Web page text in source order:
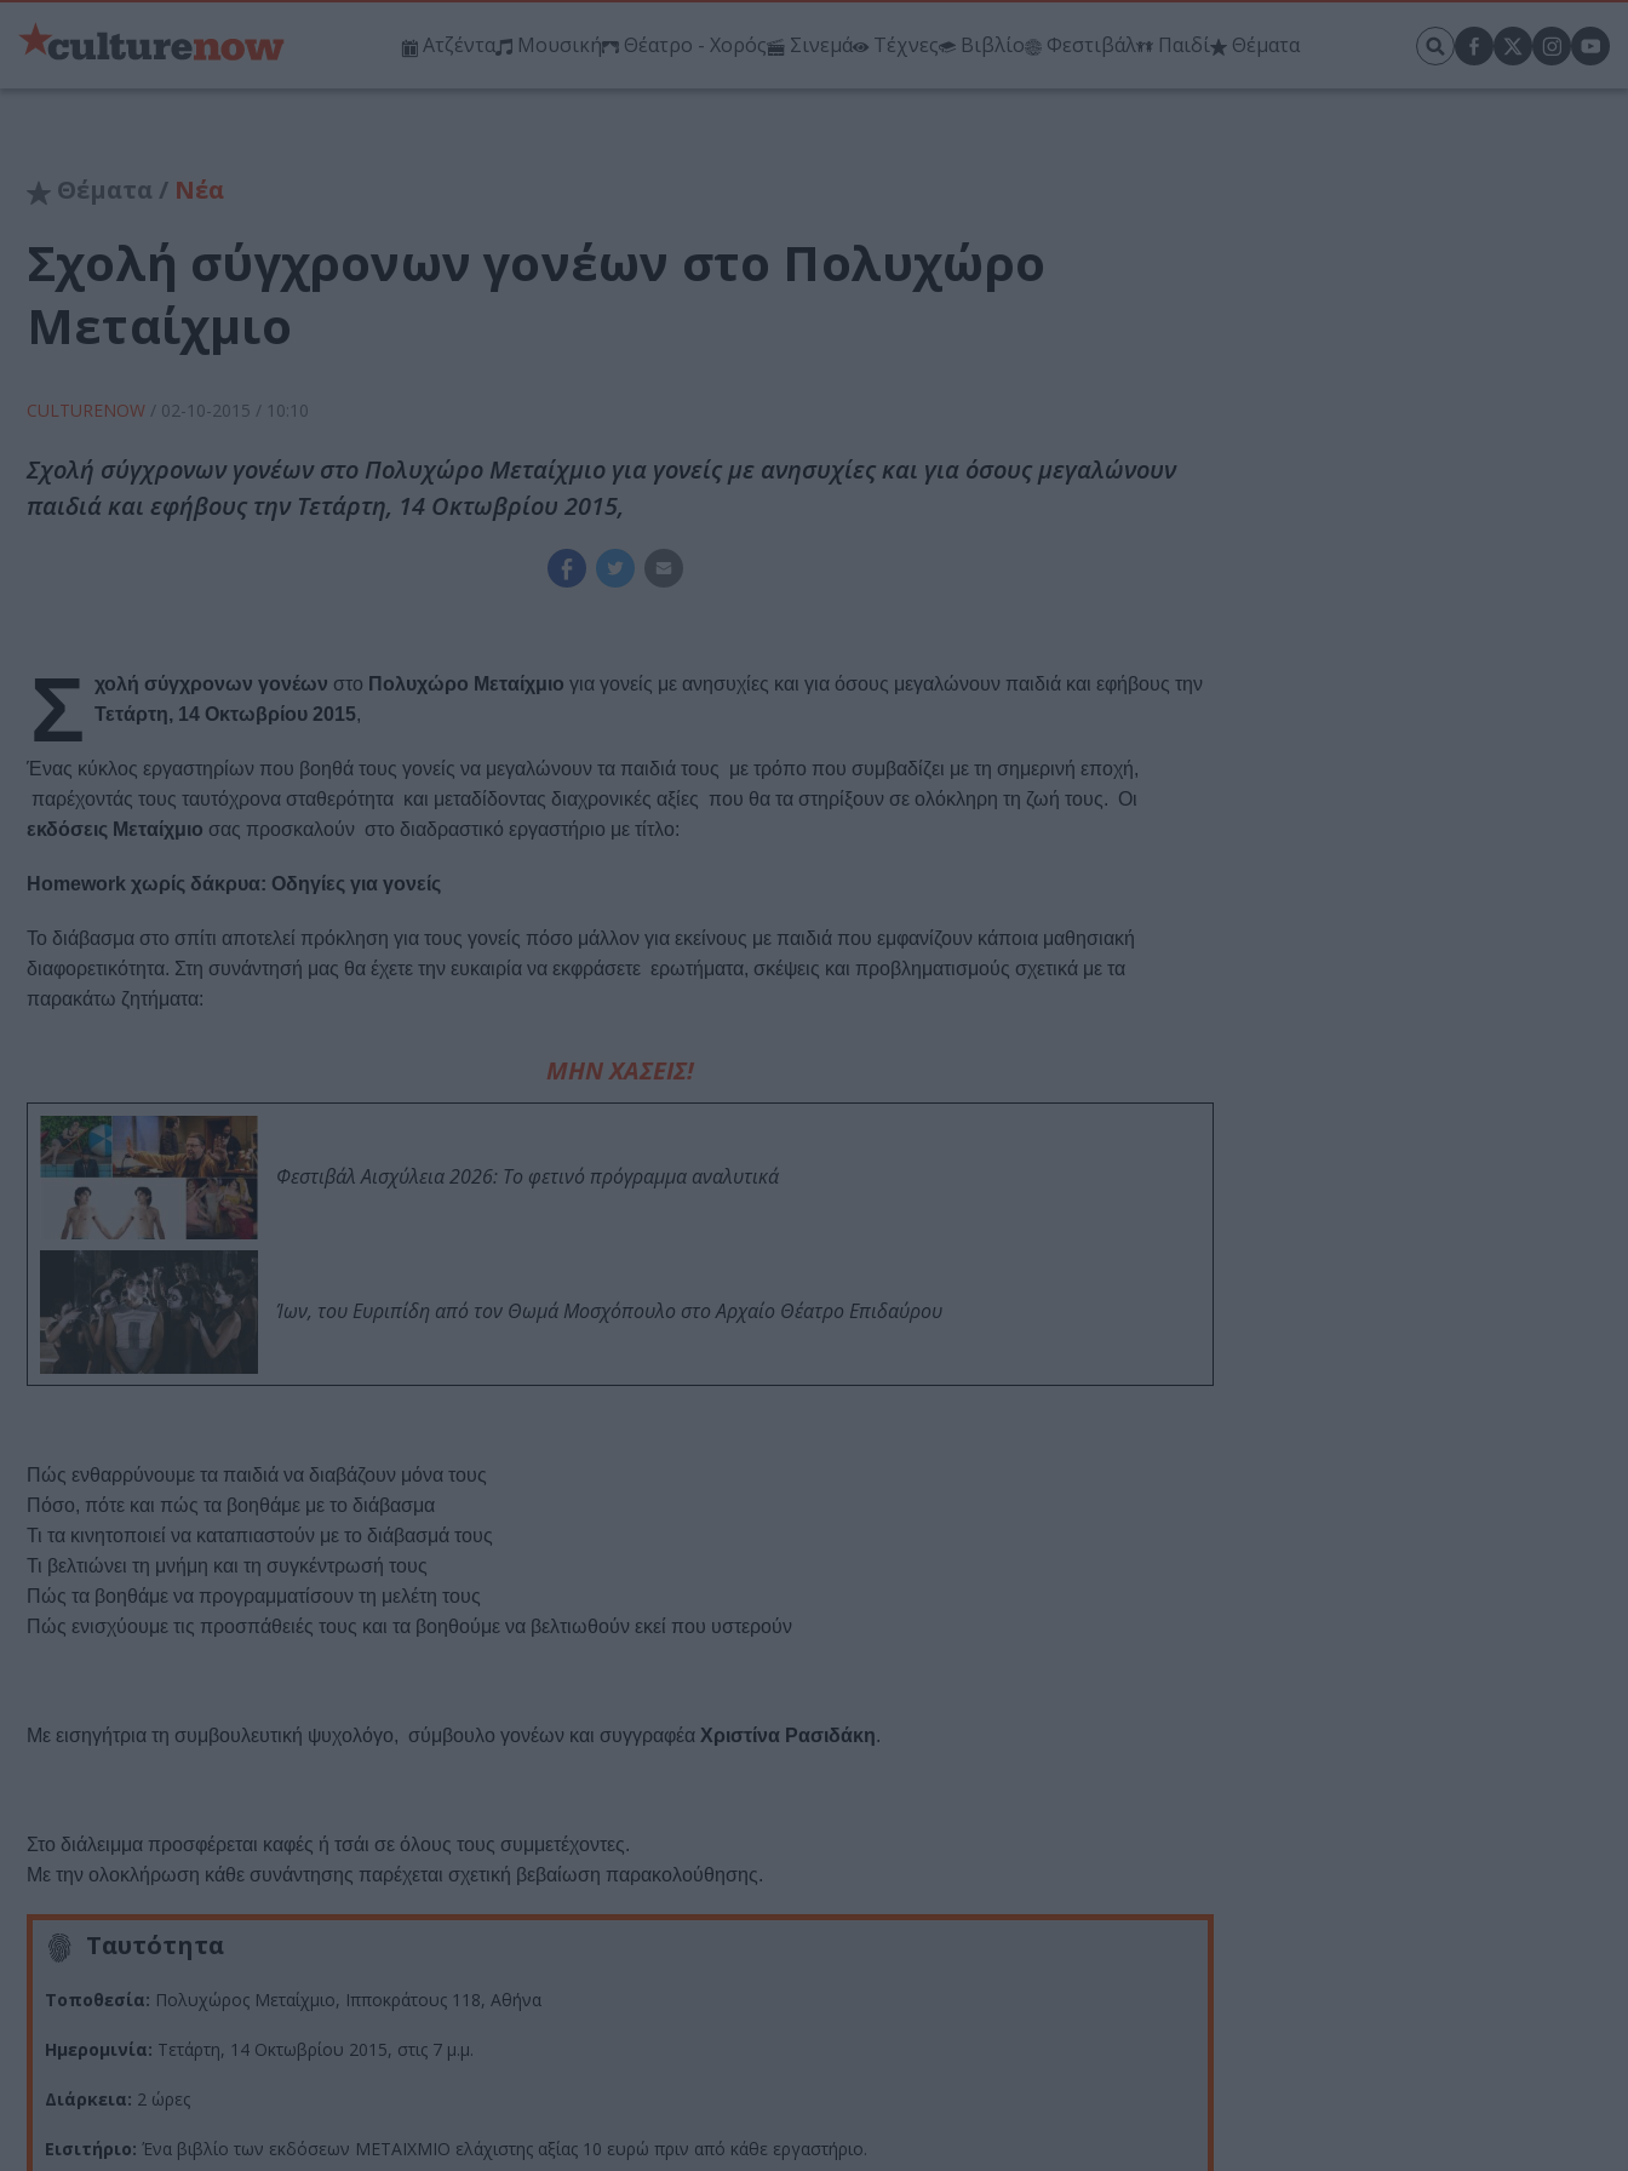
Ατζέντα Μουσική Θέατρο - Χορός Σινεμά Τέχνες Βιβλίο Φεστιβάλ Παιδί Θέματα
Θέματα / Νέα
Σχολή σύγχρονων γονέων στο Πολυχώρο
Μεταίχμιο
CULTURENOW / 02-10-2015 / 10:10
Σχολή σύγχρονων γονέων στο Πολυχώρο Μεταίχμιο για γονείς με ανησυχίες και για όσους μεγαλώνουν
παιδιά και εφήβους την Τετάρτη, 14 Οκτωβρίου 2015,
Σ χολή σύγχρονων γονέων στο Πολυχώρο Μεταίχμιο για γονείς με ανησυχίες και για όσους μεγαλώνουν παιδιά και εφήβους την
Τετάρτη, 14 Οκτωβρίου 2015,
Ένας κύκλος εργαστηρίων που βοηθά τους γονείς να μεγαλώνουν τα παιδιά τους με τρόπο που συμβαδίζει με τη σημερινή εποχή,
παρέχοντάς τους ταυτόχρονα σταθερότητα και μεταδίδοντας διαχρονικές αξίες που θα τα στηρίξουν σε ολόκληρη τη ζωή τους. Οι
εκδόσεις Μεταίχμιο σας προσκαλούν στο διαδραστικό εργαστήριο με τίτλο:
Homework χωρίς δάκρυα: Οδηγίες για γονείς
Το διάβασμα στο σπίτι αποτελεί πρόκληση για τους γονείς πόσο μάλλον για εκείνους με παιδιά που εμφανίζουν κάποια μαθησιακή
διαφορετικότητα. Στη συνάντησή μας θα έχετε την ευκαιρία να εκφράσετε ερωτήματα, σκέψεις και προβληματισμούς σχετικά με τα
παρακάτω ζητήματα:
ΜΗΝ ΧΑΣΕΙΣ!
Φεστιβάλ Αισχύλεια 2026: Το φετινό πρόγραμμα αναλυτικά
Ίων, του Ευριπίδη από τον Θωμά Μοσχόπουλο στο Αρχαίο Θέατρο Επιδαύρου
Πώς ενθαρρύνουμε τα παιδιά να διαβάζουν μόνα τους
Πόσο, πότε και πώς τα βοηθάμε με το διάβασμα
Τι τα κινητοποιεί να καταπιαστούν με το διάβασμά τους
Τι βελτιώνει τη μνήμη και τη συγκέντρωσή τους
Πώς τα βοηθάμε να προγραμματίσουν τη μελέτη τους
Πώς ενισχύουμε τις προσπάθειές τους και τα βοηθούμε να βελτιωθούν εκεί που υστερούν
Με εισηγήτρια τη συμβουλευτική ψυχολόγο, σύμβουλο γονέων και συγγραφέα Χριστίνα Ρασιδάκη.
Στο διάλειμμα προσφέρεται καφές ή τσάι σε όλους τους συμμετέχοντες.
Με την ολοκλήρωση κάθε συνάντησης παρέχεται σχετική βεβαίωση παρακολούθησης.
Ταυτότητα
Τοποθεσία: Πολυχώρος Μεταίχμιο, Ιπποκράτους 118, Αθήνα
Ημερομινία: Τετάρτη, 14 Οκτωβρίου 2015, στις 7 μ.μ.
Διάρκεια: 2 ώρες
Εισιτήριο: Ένα βιβλίο των εκδόσεων ΜΕΤΑΙΧΜΙΟ ελάχιστης αξίας 10 ευρώ πριν από κάθε εργαστήριο.